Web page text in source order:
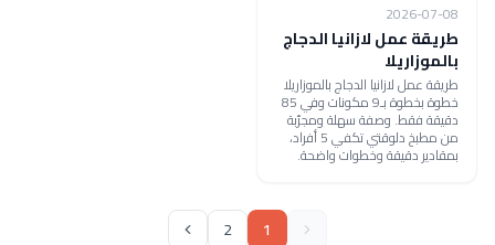
2026-07-08
طريقة عمل لازانيا الدجاج
بالموزاريلا
طريقة عمل لازانيا الدجاج بالموزاريلا
خطوة بخطوة بـ9 مكونات وفي 85
دقيقة فقط. وصفة سهلة ومجرّبة
من مطبخ دلوقتي تكفي 5 أفراد،
بمقادير دقيقة وخطوات واضحة.
1
2